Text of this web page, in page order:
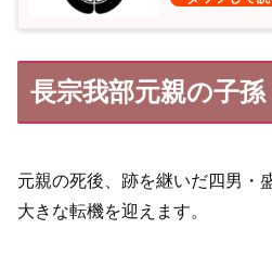
長宗我部元親の子
元親の死後、跡を継いだ四男・
大きな転機を迎えます。